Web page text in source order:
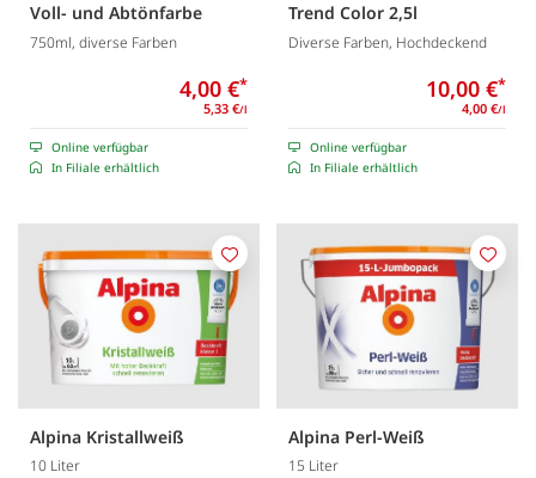
Voll- und Abtönfarbe
750ml, diverse Farben
4,00 €*
5,33 €/l
Online verfügbar
In Filiale erhältlich
Trend Color 2,5l
Diverse Farben, Hochdeckend
10,00 €*
4,00 €/l
Online verfügbar
In Filiale erhältlich
Alpina Kristallweiß
10 Liter
Merken
Alpina Perl-Weiß
15 Liter